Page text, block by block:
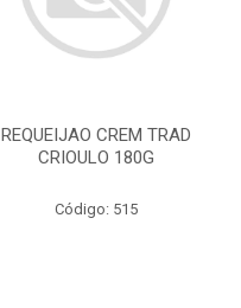
REQUEIJAO CREM TRAD
CRIOULO 180G
Código: 515